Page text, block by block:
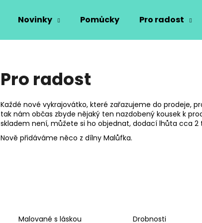
Novinky Pomůcky Pro radost
Pro radost
Každé nové vykrajovátko, které zařazujeme do prodeje,
tak nám občas zbyde nějaký ten nazdobený kousek k
skladem není, můžete si ho objednat, dodací lhůta cca 2
Nově přidáváme něco z dílny Malůfka.
Malované s láskou Drobnosti
Doporučujeme